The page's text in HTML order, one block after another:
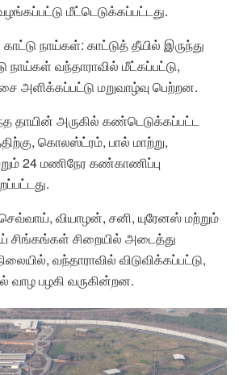
மீட்டெடுக்கப்பட்டது.
காட்டு நாய்கள்: காட்டுத் தீயில் இருந்து
நாய்கள் வந்தாராவில் மீட்கப்பட்டு,
அளிக்கப்பட்டு மறுவாழ்வு பெற்றன.
தாயின் அருகில் கண்டெடுக்கப்பட்ட
கொலஸ்ட்ரம், பால் மாற்று,
24 மணிநேர கண்காணிப்பு
வியாழன், சனி, யுரேனஸ் மற்றும்
சிங்கங்கள் சிறையில் அடைத்து
வந்தாராவில் விடுவிக்கப்பட்டு,
பழகி வருகின்றன.